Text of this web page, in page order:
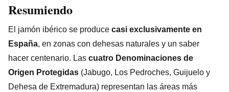
Resumiendo
El jamón ibérico se produce casi exclusivamente en
España, en zonas con dehesas naturales y un saber
hacer centenario. Las cuatro Denominaciones de
Origen Protegidas (Jabugo, Los Pedroches, Guijuelo y
Dehesa de Extremadura) representan las áreas más